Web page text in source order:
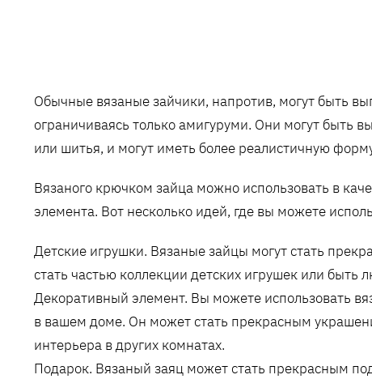
Обычные вязаные зайчики, напротив, могут быть
ограничиваясь только амигуруми. Они могут быть
или шитья, и могут иметь более реалистичную
Вязаного крючком зайца можно использовать в
элемента. Вот несколько идей, где вы можете
Детские игрушки. Вязаные зайцы могут стать
стать частью коллекции детских игрушек или быть
Декоративный элемент. Вы можете использовать
в вашем доме. Он может стать прекрасным
интерьера в других комнатах.
Подарок. Вязаный заяц может стать прекрасным